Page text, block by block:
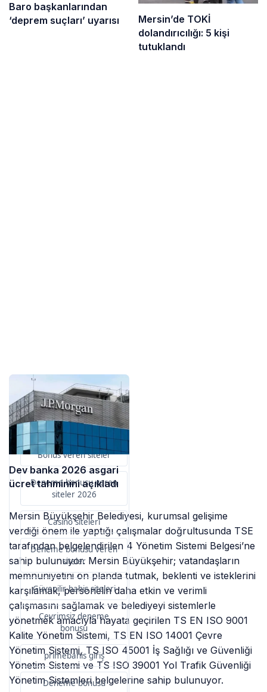
Baro başkanlarından
‘deprem suçları’ uyarısı
Sponsorlarımız
Bu içerik destekçileri
primebahis resmi giris
Bonus veren siteler
Deneme bonusu veren
siteler 2026
Casino siteleri
Deneme bonusu veren
siteler
Güvenilir bahis siteleri
Çevrimsiz deneme
bonusu
primebahis giriş
Deneme bonusu
Mersin’de TOKİ
dolandırıcılığı: 5 kişi
tutuklandı
Dev banka 2026 asgari
ücret tahminini açıkladı
Mersin Büyükşehir Belediyesi, kurumsal gelişime
verdiği önem ile yaptığı çalışmalar doğrultusunda TSE
tarafından belgelendirilen 4 Yönetim Sistemi Belgesi’ne
sahip bulunuyor. Mersin Büyükşehir; vatandaşların
memnuniyetini ön planda tutmak, beklenti ve isteklerini
karşılamak, personelin daha etkin ve verimli
çalışmasını sağlamak ve belediyeyi sistemlerle
yönetmek amacıyla hayata geçirilen TS EN ISO 9001
Kalite Yönetim Sistemi, TS EN ISO 14001 Çevre
Yönetim Sistemi, TS ISO 45001 İş Sağlığı ve Güvenliği
Yönetim Sistemi ve TS ISO 39001 Yol Trafik Güvenliği
Yönetim Sistemleri belgelerine sahip bulunuyor.